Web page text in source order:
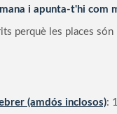
i apunta-t'hi com
perquè les places són
(amdós inclosos):